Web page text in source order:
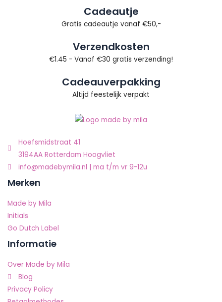
Cadeautje
Gratis cadeautje vanaf €50,-
Verzendkosten
€1.45 - Vanaf €30 gratis verzending!
Cadeauverpakking
Altijd feestelijk verpakt
Hoefsmidstraat 41
3194AA Rotterdam Hoogvliet
info@madebymila.nl | ma t/m vr 9-12u
Merken
Made by Mila
Initials
Go Dutch Label
Informatie
Over Made by Mila
Blog
Privacy Policy